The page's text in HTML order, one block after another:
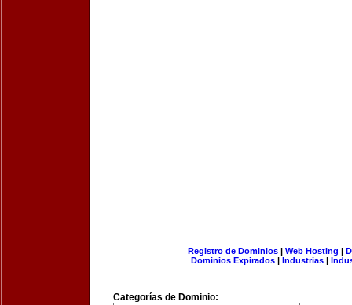
Registro de Dominios| Web Hosting |
Dominios Expirados | Industrias |
Categorías de Dominio: